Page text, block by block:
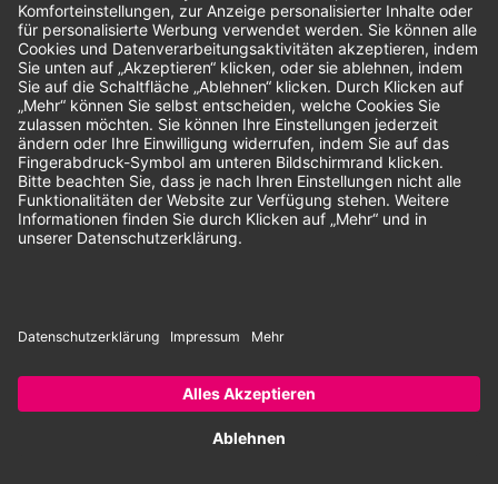
Unsere Zahlungsarten:
Rechnung SEPA-Lastschrift Vorkasse